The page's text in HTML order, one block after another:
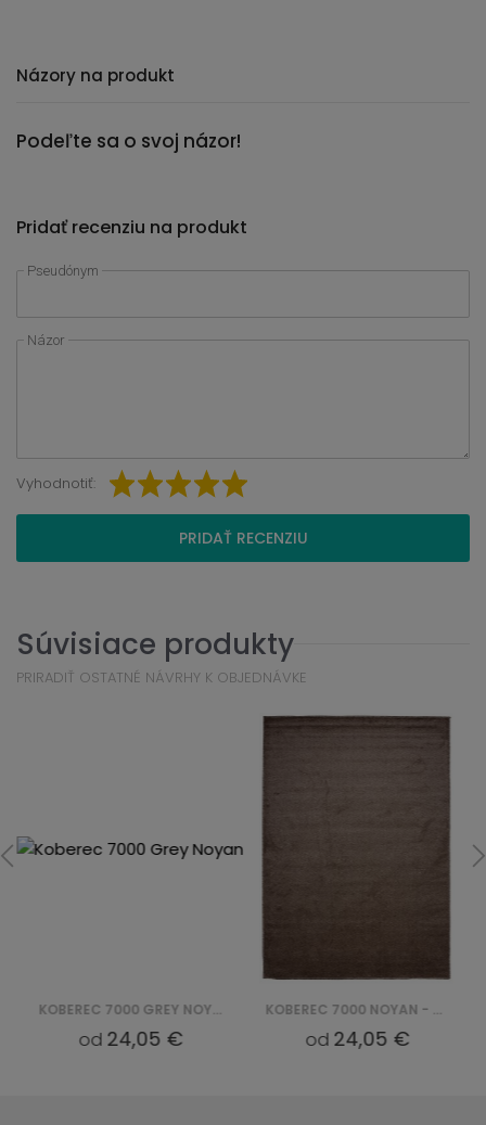
Názory na produkt
Podeľte sa o svoj názor!
Pridať recenziu na produkt
Pseudónym
Názor
Vyhodnotiť:
PRIDAŤ RECENZIU
Súvisiace produkty
PRIRADIŤ OSTATNÉ NÁVRHY K OBJEDNÁVKE
KOBEREC 7000 GREY NOYAN
od 24,05 €
KOBEREC 7000 NOYAN - BRĄZOWY
od 24,05 €